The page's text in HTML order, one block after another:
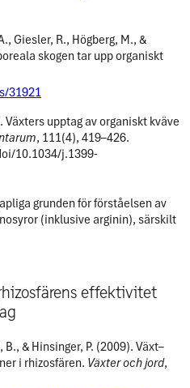
Giesler, R., Högberg, M., &
skogen tar upp organiskt
31921
Växters upptag av organiskt kväve
, 111(4), 419–426.
10.1034/j.1399-
grunden för förståelsenav
(inklusive arginin), särskilt
effektivitet
& Hinsinger, P. (2009). Växt–
i rhizosfären. Växter och jord,